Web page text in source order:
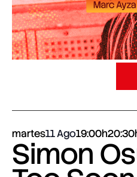
martes11 Ago19:00h
Simon